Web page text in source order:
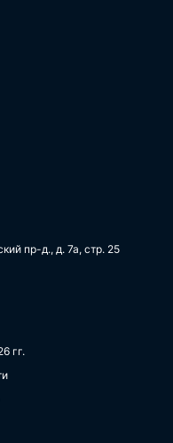
пр-д., д. 7а, стр. 25
гг.